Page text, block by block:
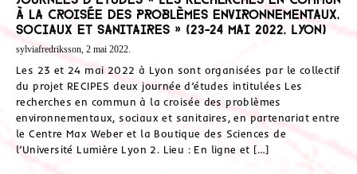
à la croisée des problèmes environnementaux,
sociaux et sanitaires » (23-24 mai 2022, Lyon)
sylviafredriksson, 2 mai 2022.
Les 23 et 24 mai 2022 à Lyon sont organisées par le collectif
du projet RECIPES deux journée d’études intitulées Les
recherches en commun à la croisée des problèmes
environnementaux, sociaux et sanitaires, en partenariat entre
le Centre Max Weber et la Boutique des Sciences de
l’Université Lumière Lyon 2. Lieu : En ligne et […]